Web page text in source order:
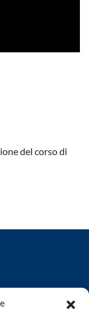
del corso di